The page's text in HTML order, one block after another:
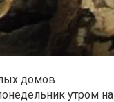
домов
утром на